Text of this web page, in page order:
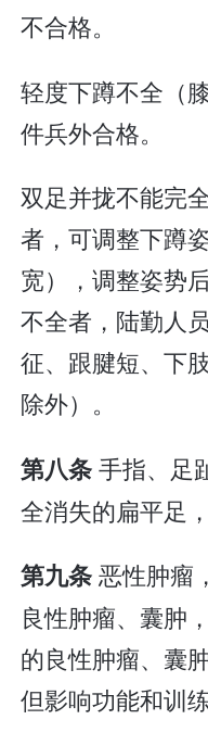
不合格。
轻度下蹲不全（
件兵外合格。
双足并拢不能完
者，可调整下蹲
宽），调整姿势
不全者，陆勤人
征、跟腱短、下
除外）。
第八条手指、足
全消失的扁平足
第九条恶性肿瘤
良性肿瘤、囊肿
的良性肿瘤、囊
但影响功能和训